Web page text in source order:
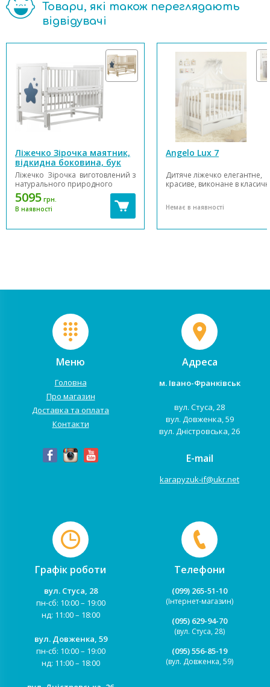
Товари, які також переглядають
відвідувачі
Ліжечко Зірочка маятник,
відкидна боковина, бук
Ліжечко Зірочка виготовлений з
натурального природного
матеріалу - масиву бука. Вся
поверхня ретельно
відшліфована, а лаки і фарби,
виробництві абсолютно
5095 грн.
В наявності
Angelo Lux 7
Дитяче ліжечко елегантне,
красиве, виконане в
дитячої кімнати. На ньому
унікальний маятниковий
Немає в наявності
Меню
Головна
Про магазин
Доставка та оплата
Контакти
Адреса
м. Івано-Франківськ
вул. Стуса, 28
вул. Довженка, 59
вул. Дністровська, 26
E-mail
karapyzuk-if@ukr.net
Графік роботи
вул. Стуса, 28
пн-сб: 10:00 – 19:00
нд: 11:00 – 18:00
вул. Довженка, 59
пн-сб: 10:00 – 19:00
нд: 11:00 – 18:00
Телефони
(099) 265-51-10
(Інтернет-магазин)
(095) 629-94-70
(вул. Стуса, 28)
(095) 556-85-19
(вул. Довженка, 59)